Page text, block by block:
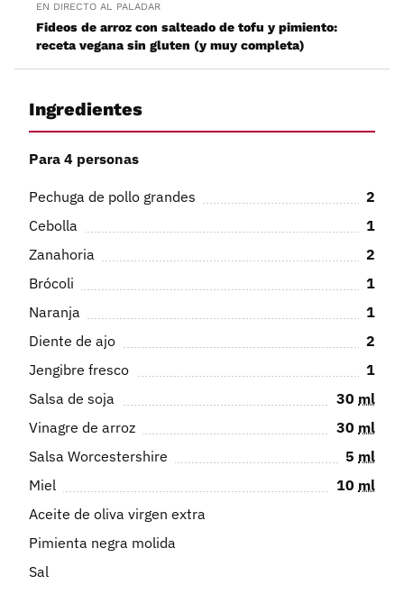
EN DIRECTO AL PALADAR
Fideos de arroz con salteado de tofu y pimiento:
receta vegana sin gluten (y muy completa)
Ingredientes
Para 4 personas
Pechuga de pollo grandes
2
Cebolla
1
Zanahoria
2
Brócoli
1
Naranja
1
Diente de ajo
2
Jengibre fresco
1
Salsa de soja
30 ml
Vinagre de arroz
30 ml
Salsa Worcestershire
5 ml
Miel
10 ml
Aceite de oliva virgen extra
Pimienta negra molida
Sal